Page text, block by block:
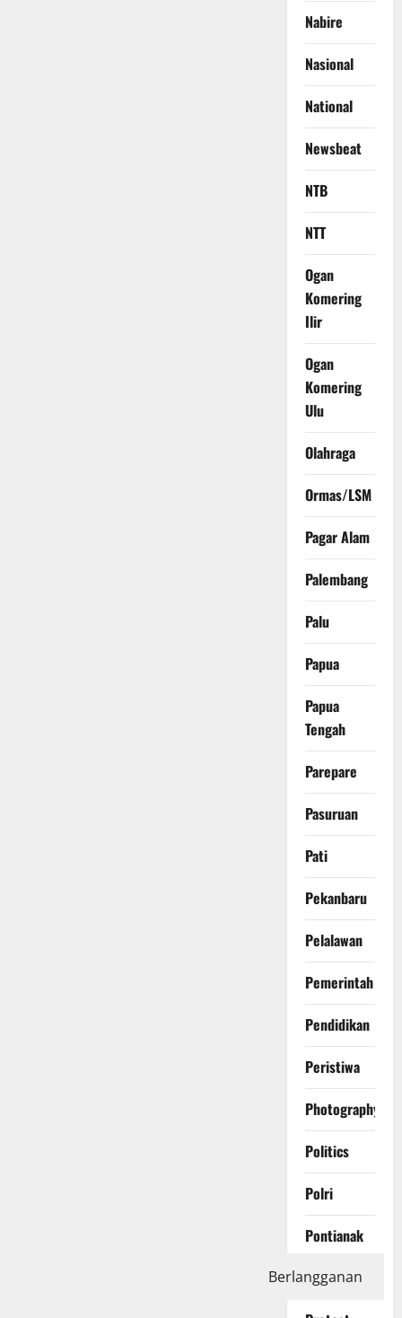
Nabire
Nasional
National
Newsbeat
NTB
NTT
Ogan
Komering
Ilir
Ogan
Komering
Ulu
Olahraga
Ormas/LSM
Pagar Alam
Palembang
Palu
Papua
Papua
Tengah
Parepare
Pasuruan
Pati
Pekanbaru
Pelalawan
Pemerintah
Pendidikan
Peristiwa
Photography
Politics
Polri
Pontianak
Prabumulih
Berlangganan